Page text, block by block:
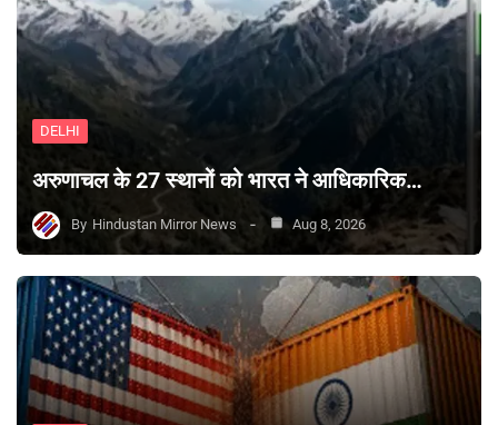
DELHI
अरुणाचल के 27 स्थानों को भारत ने आधिकारिक…
By Hindustan Mirror News Aug 8, 2026